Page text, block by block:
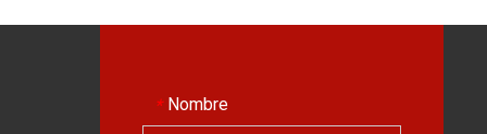
* Nombre